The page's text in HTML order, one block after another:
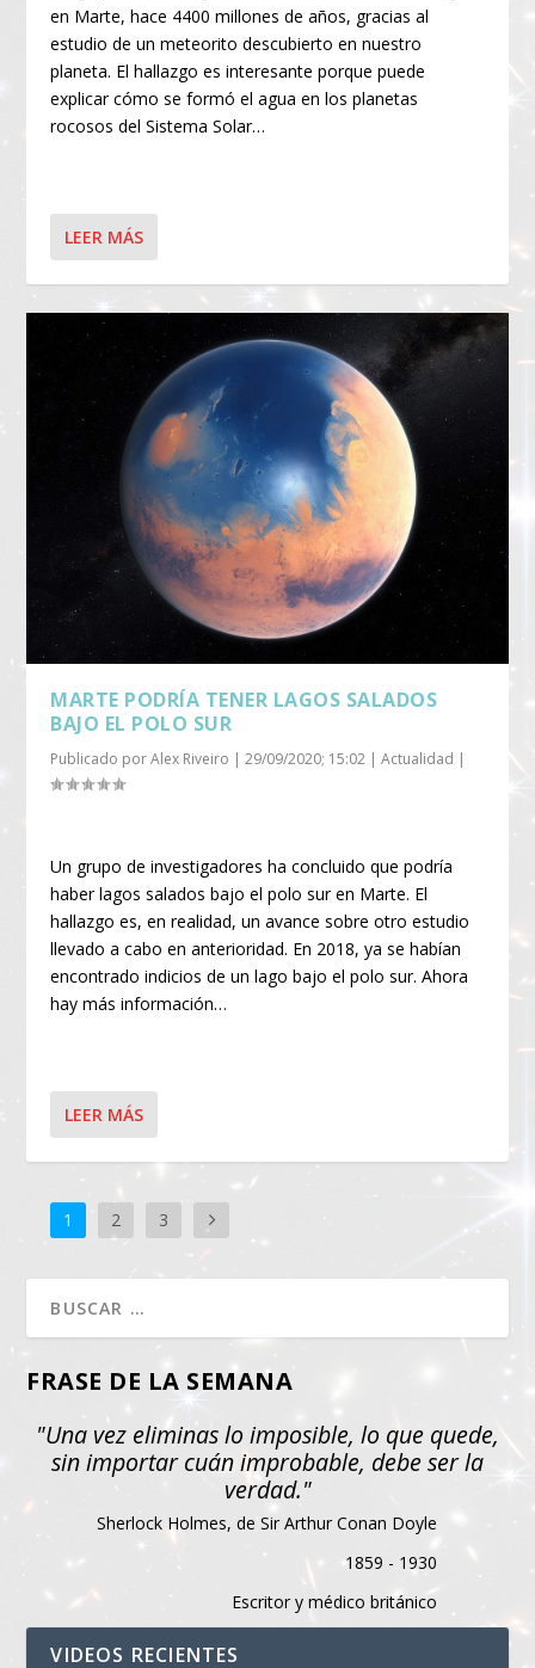
en Marte, hace 4400 millones de años, gracias al
estudio de un meteorito descubierto en nuestro
planeta. El hallazgo es interesante porque puede
explicar cómo se formó el agua en los planetas
rocosos del Sistema Solar…
LEER MÁS
MARTE PODRÍA TENER LAGOS SALADOS
BAJO EL POLO SUR
Publicado porAlex Riveiro |29/09/2020; 15:02 |Actualidad |
Un grupo de investigadores ha concluido que podría
haber lagos salados bajo el polo sur en Marte. El
hallazgo es, en realidad, un avance sobre otro estudio
llevado a cabo en anterioridad. En 2018, ya se habían
encontrado indicios de un lago bajo el polo sur. Ahora
hay más información…
LEER MÁS
1 2 3
FRASE DE LA SEMANA
"Una vez eliminas lo imposible, lo que quede,
sin importar cuán improbable, debe ser la
verdad."
Sherlock Holmes, de Sir Arthur Conan Doyle
1859 - 1930
Escritor y médico británico
VIDEOS RECIENTES